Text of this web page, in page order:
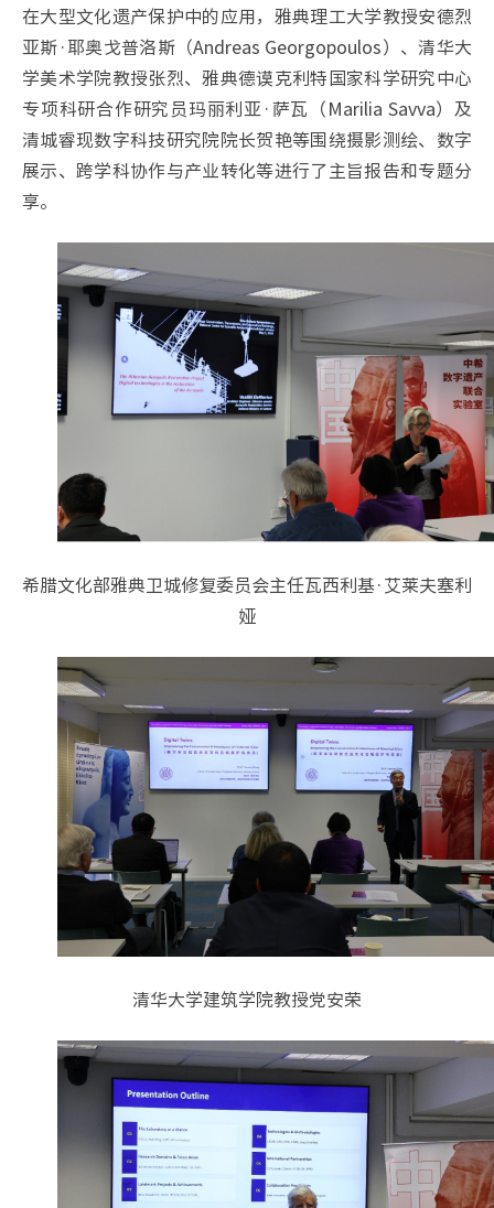
在大型文化遗产保护中的应用，雅典理工大学教授安德烈
亚斯·耶奥戈普洛斯（Andreas Georgopoulos）、清华大
学美术学院教授张烈、雅典德谟克利特国家科学研究中心
专项科研合作研究员玛丽利亚·萨瓦（Marilia Savva）及
清城睿现数字科技研究院院长贺艳等围绕摄影测绘、数字
展示、跨学科协作与产业转化等进行了主旨报告和专题分
享。
希腊文化部雅典卫城修复委员会主任瓦西利基·艾莱夫塞利
娅
清华大学建筑学院教授党安荣